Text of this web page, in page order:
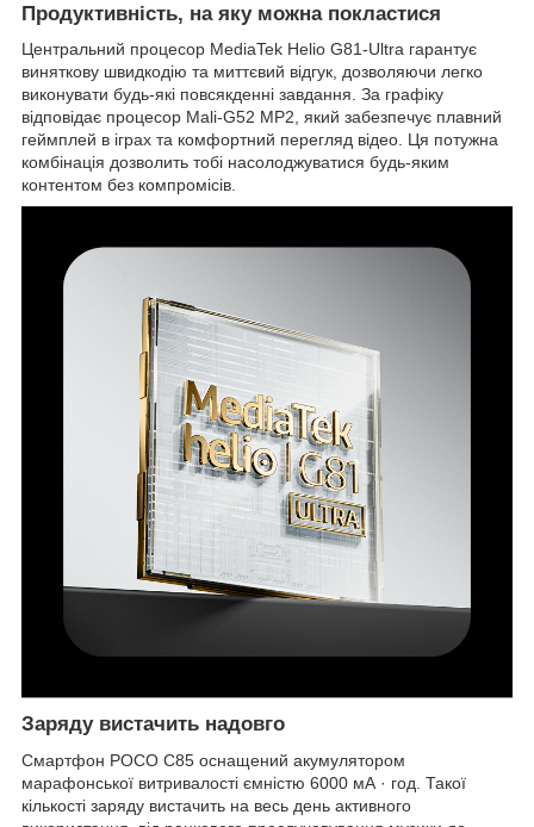
Продуктивність, на яку можна покластися
Центральний процесор MediaTek Helio G81-Ultra гарантує
виняткову швидкодію та миттєвий відгук, дозволяючи легко
виконувати будь-які повсякденні завдання. За графіку
відповідає процесор Mali-G52 MP2, який забезпечує плавний
геймплей в іграх та комфортний перегляд відео. Ця потужна
комбінація дозволить тобі насолоджуватися будь-яким
контентом без компромісів.
Заряду вистачить надовго
Смартфон POCO C85 оснащений акумулятором
марафонської витривалості ємністю 6000 мА · год. Такої
кількості заряду вистачить на весь день активного